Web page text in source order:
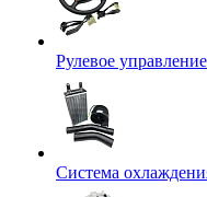
Рулевое управление
Система